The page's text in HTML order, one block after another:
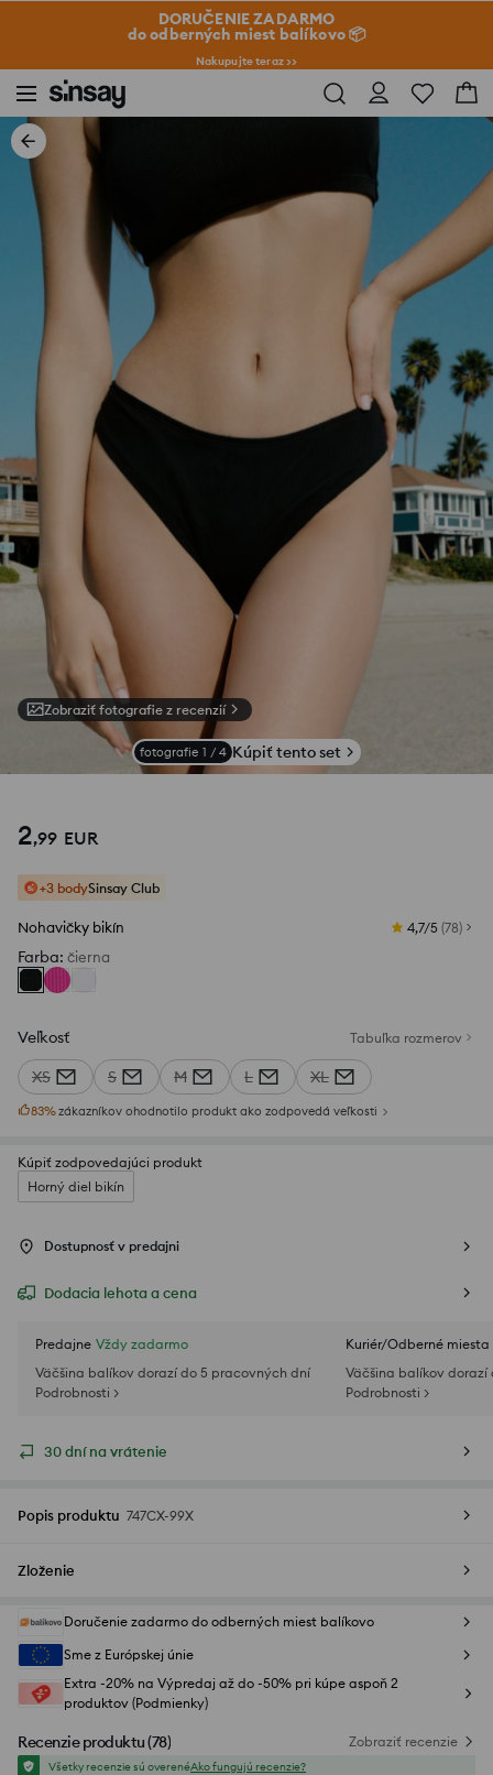
DORUČENIE ZADARMO
do odberných miest balíkovo 📦
Nakupujte teraz >>
Zobraziť fotografie z recenzií
fotografie 1 / 4 Kúpiť tento set
2,99 EUR
+3 bodySinsay Club
Nohavičky bikín 4,7/5 (78)
Farba: čierna
Veľkosť Tabuľka rozmerov
XS S M L XL
83%zákazníkov ohodnotilo produkt ako zodpovedá veľkosti
Kúpiť zodpovedajúci produkt
Horný diel bikín
Dostupnosť v predajni
Dodacia lehota a cena
Predajne Vždy zadarmo
Väčšina balíkov dorazí do 5 pracovných dní
Podrobnosti >
Kuriér/Odberné miesta
Väčšina balíkov
Podrobnosti >
30 dní na vrátenie
Popis produktu 747CX-99X
Zloženie
Doručenie zadarmo do odberných miest balíkovo
Sme z Európskej únie
Extra -20% na Výpredaj až do -50% pri kúpe aspoň 2
produktov (Podmienky)
Recenzie produktu(78) Zobraziť recenzie
Všetky recenzie sú overenéAko fungujú recenzie?